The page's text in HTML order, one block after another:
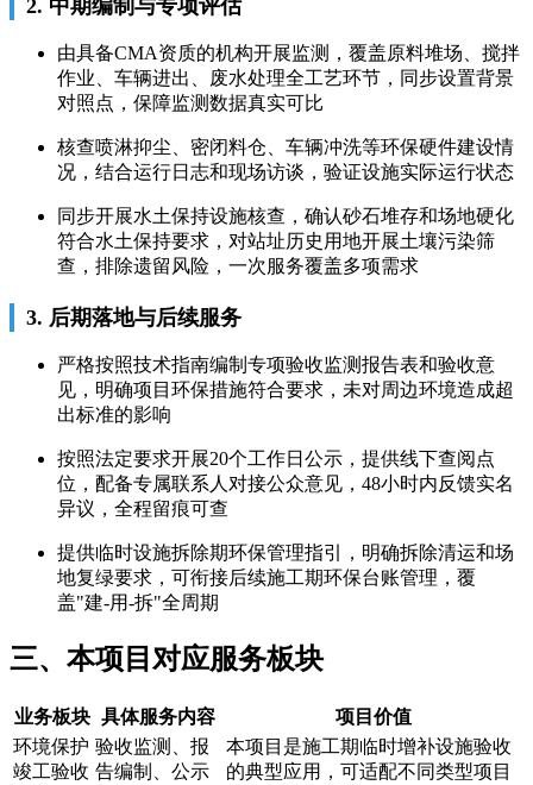
2. 中期编制与专项评估
由具备CMA资质的机构开展监测，覆盖原料堆场、搅拌
作业、车辆进出、废水处理全工艺环节，同步设置背景
对照点，保障监测数据真实可比
核查喷淋抑尘、密闭料仓、车辆冲洗等环保硬件建设情
况，结合运行日志和现场访谈，验证设施实际运行状态
同步开展水土保持设施核查，确认砂石堆存和场地硬化
符合水土保持要求，对站址历史用地开展土壤污染筛
查，排除遗留风险，一次服务覆盖多项需求
3. 后期落地与后续服务
严格按照技术指南编制专项验收监测报告表和验收意
见，明确项目环保措施符合要求，未对周边环境造成超
出标准的影响
按照法定要求开展20个工作日公示，提供线下查阅点
位，配备专属联系人对接公众意见，48小时内反馈实名
异议，全程留痕可查
提供临时设施拆除期环保管理指引，明确拆除清运和场
地复绿要求，可衔接后续施工期环保台账管理，覆
盖"建-用-拆"全周期
三、本项目对应服务板块
业务板块 具体服务内容
项目价值
环境保护
竣工验收
验收监测、报
告编制、公示
本项目是施工期临时增补设施验收
的典型应用，可适配不同类型项目